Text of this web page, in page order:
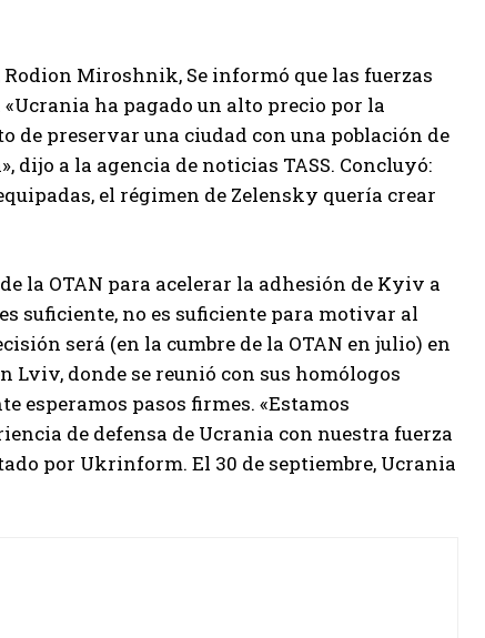
Rodion Miroshnik, Se informó que las fuerzas
«Ucrania ha pagado un alto precio por la
de preservar una ciudad con una población de
dijo a la agencia de noticias TASS. Concluyó:
el régimen de Zelensky quería crear
la OTAN para acelerar la adhesión de Kyiv a
suficiente, no es suficiente para motivar al
será (en la cumbre de la OTAN en julio) en
Lviv, donde se reunió con sus homólogos
esperamos pasos firmes. «Estamos
de defensa de Ucrania con nuestra fuerza
por Ukrinform. El 30 de septiembre, Ucrania